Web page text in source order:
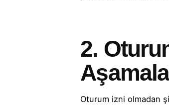
2.
Oturum izni olmadan